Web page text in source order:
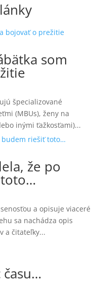
som
špecializované
(MBUs), ženy na
inými ťažkosťami)...
že po
a opisuje viaceré
sa nachádza opis
a čitateľky...
času…